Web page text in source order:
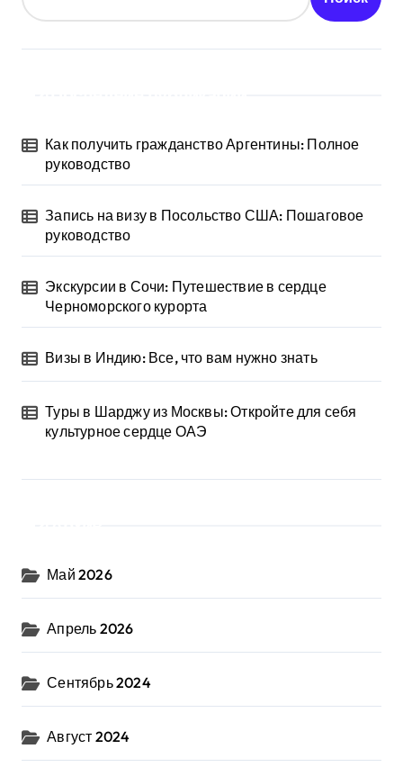
Как получить гражданство Аргентины: Полное
руководство
Запись на визу в Посольство США: Пошаговое
руководство
Экскурсии в Сочи: Путешествие в сердце
Черноморского курорта
Визы в Индию: Все, что вам нужно знать
Туры в Шарджу из Москвы: Откройте для себя
культурное сердце ОАЭ
Май 2026
Апрель 2026
Сентябрь 2024
Август 2024